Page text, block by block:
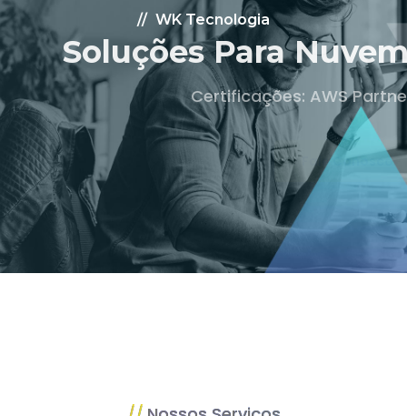
WK Tecnologia
Soluções Para Nuvem.
Certificações: AWS Partner, Microsoft Gold
Fale Conosco